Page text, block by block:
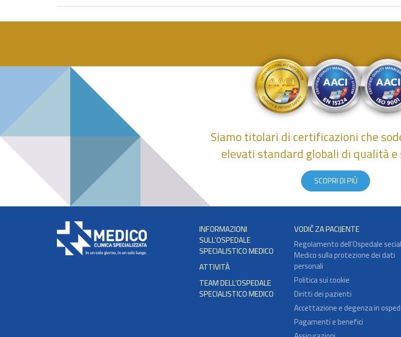
Siamo titolari di certificazioni che
elevati standard globali di qualità e
SCOPRI DI PIÙ
INFORMAZIONI
SULL’OSPEDALE
SPECIALISTICO MEDICO
ATTIVITÀ
TEAM DELL’OSPEDALE
SPECIALISTICO MEDICO
VODIČ ZA PACIJENTE
Regolamento dell’Ospedale
Medico sulla protezione dei dati
personali
Politica sui cookie
Diritti dei pazienti
Accettazione e degenza in
Pagamenti e benefici